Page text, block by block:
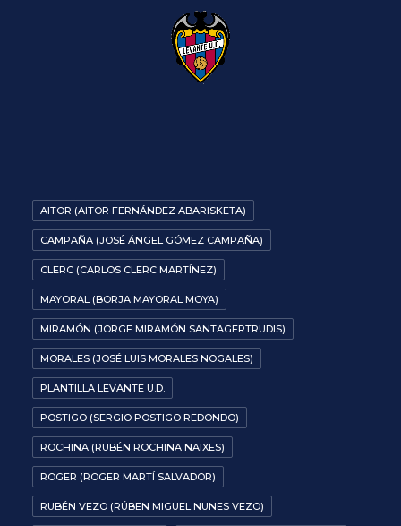
AITOR (AITOR FERNÁNDEZ ABARISKETA)
CAMPAÑA (JOSÉ ÁNGEL GÓMEZ CAMPAÑA)
CLERC (CARLOS CLERC MARTÍNEZ)
MAYORAL (BORJA MAYORAL MOYA)
MIRAMÓN (JORGE MIRAMÓN SANTAGERTRUDIS)
MORALES (JOSÉ LUIS MORALES NOGALES)
PLANTILLA LEVANTE U.D.
POSTIGO (SERGIO POSTIGO REDONDO)
ROCHINA (RUBÉN ROCHINA NAIXES)
ROGER (ROGER MARTÍ SALVADOR)
RUBÉN VEZO (RÚBEN MIGUEL NUNES VEZO)